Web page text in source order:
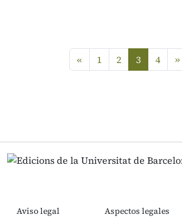
« Anterior
1 2
3
4 »
Aviso legal
Aspectos legales